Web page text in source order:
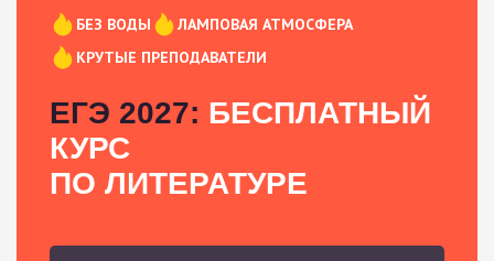
БЕЗ ВОДЫ
ЛАМПОВАЯ АТМОСФЕРА
КРУТЫЕ ПРЕПОДАВАТЕЛИ
ЕГЭ 2027: БЕСПЛАТНЫЙ
КУРС
ПО ЛИТЕРАТУРЕ